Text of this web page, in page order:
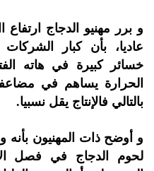
و برر مهنيو الدجاج
عاديا، بأن كبار
خسائر كبيرة في هاته
الحرارة يساهم في
بالتالي فالإنتاج يقل نسبيا.
و أوضح ذات المهنيون
لحوم الدجاج في فصل